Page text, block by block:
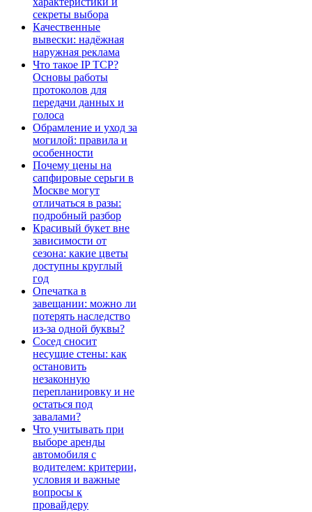
секреты выбора
Качественные
вывески: надёжная
наружная реклама
Что такое IP TCP?
Основы работы
протоколов для
передачи данных и
голоса
Обрамление и уход за
могилой: правила и
особенности
Почему цены на
сапфировые серьги в
Москве могут
отличаться в разы:
подробный разбор
Красивый букет вне
зависимости от
сезона: какие цветы
доступны круглый
год
Опечатка в
завещании: можно ли
потерять наследство
из-за одной буквы?
Сосед сносит
несущие стены: как
остановить
незаконную
перепланировку и не
остаться под
завалами?
Что учитывать при
выборе аренды
автомобиля с
водителем: критерии,
условия и важные
вопросы к
провайдеру